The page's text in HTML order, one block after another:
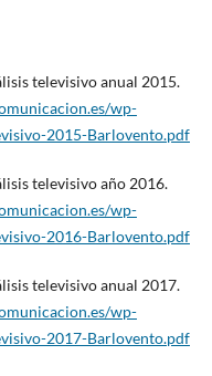
televisivo anual 2015.
wp-
2015-Barlovento.pdf
televisivo año 2016.
wp-
2016-Barlovento.pdf
televisivo anual 2017.
wp-
2017-Barlovento.pdf